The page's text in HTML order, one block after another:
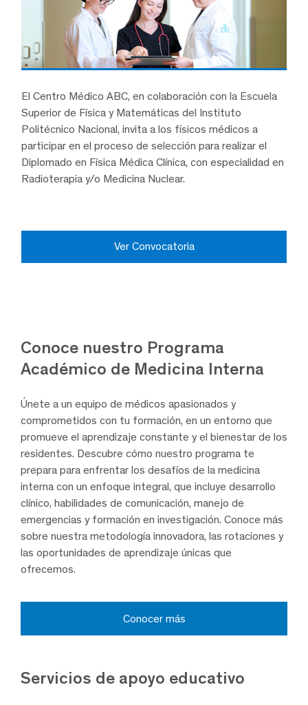
El Centro Médico ABC, en colaboración con la Escuela
Superior de Física y Matemáticas del Instituto
Politécnico Nacional, invita a los físicos médicos a
participar en el proceso de selección para realizar el
Diplomado en Física Médica Clínica, con especialidad en
Radioterapia y/o Medicina Nuclear.
Ver Convocatoria
Conoce nuestro Programa
Académico de Medicina Interna
Únete a un equipo de médicos apasionados y
comprometidos con tu formación, en un entorno que
promueve el aprendizaje constante y el bienestar de los
residentes. Descubre cómo nuestro programa te
prepara para enfrentar los desafíos de la medicina
interna con un enfoque integral, que incluye desarrollo
clínico, habilidades de comunicación, manejo de
emergencias y formación en investigación. Conoce más
sobre nuestra metodología innovadora, las rotaciones y
las oportunidades de aprendizaje únicas que
ofrecemos.
Conocer más
Servicios de apoyo educativo